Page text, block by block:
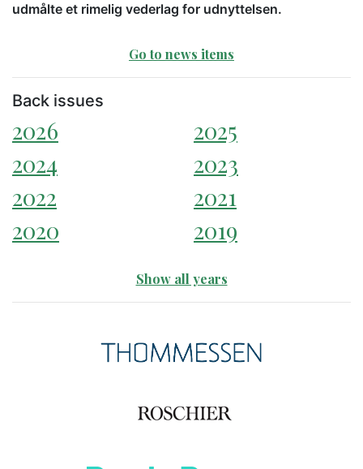
udmålte et rimelig vederlag for udnyttelsen.
Go to news items
Back issues
2026
2025
2024
2023
2022
2021
2020
2019
Show all years